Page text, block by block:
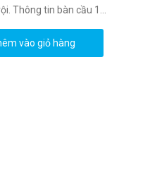
Thông tin bàn cầu 1...
vào giỏ hàng